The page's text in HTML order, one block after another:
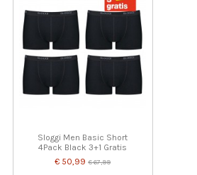
Sloggi Men Basic Short
4Pack Black 3+1 Gratis
€ 50,99€ 67,99